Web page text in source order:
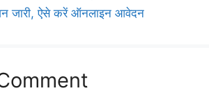
जारी, ऐसे करें ऑनलाइन आवेदन